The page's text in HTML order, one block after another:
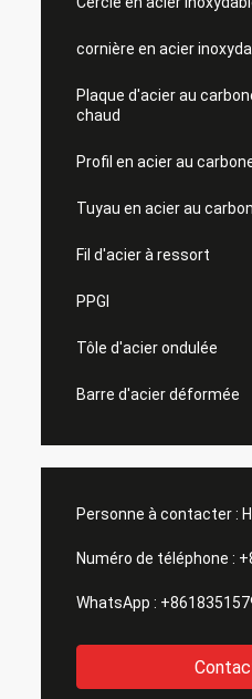
cornière en acier
Plaque d'acier au
chaud
Profil en acier au
Tuyau en acier au
Fil d'acier à ressort
PPGI
Tôle d'acier ondulée
Barre d'acier déformée
Personne à contacter :
Numéro de téléphone :
WhatsApp :